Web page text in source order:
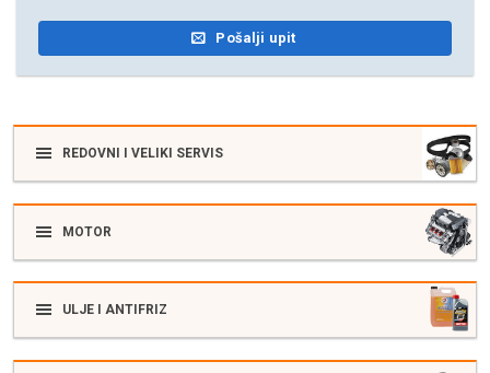
Pošalji upit
REDOVNI I VELIKI SERVIS
MOTOR
ULJE I ANTIFRIZ